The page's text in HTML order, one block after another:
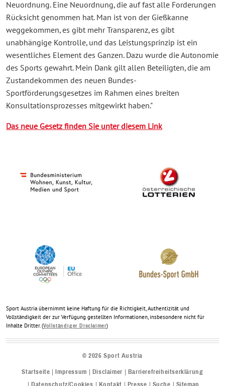
Neuordnung. Eine Neuordnung, die auf fast alle Forderungen
Rücksicht genommen hat. Man ist von der Gießkanne
weggekommen, es gibt mehr Transparenz, es gibt
unabhängige Kontrolle, und das Leistungsprinzip ist ein
wesentliches Element des Ganzen. Dazu wurde die Autonomie
des Sports gewahrt. Mein Dank gilt allen Beteiligten, die am
Zustandekommen des neuen Bundes-
Sportförderungsgesetzes im Rahmen eines breiten
Konsultationsprozesses mitgewirkt haben."
Das neue Gesetz finden Sie unter diesem Link
Sport Austria übernimmt keine Haftung für die Richtigkeit, Authentizität und
Vollständigkeit der zur Verfügung gestellten Informationen, insbesondere nicht für
Inhalte Dritter. (Vollständiger Disclaimer)
©2026 Sport Austria
Startseite Impressum Disclaimer
Barrierefreiheitserklärung